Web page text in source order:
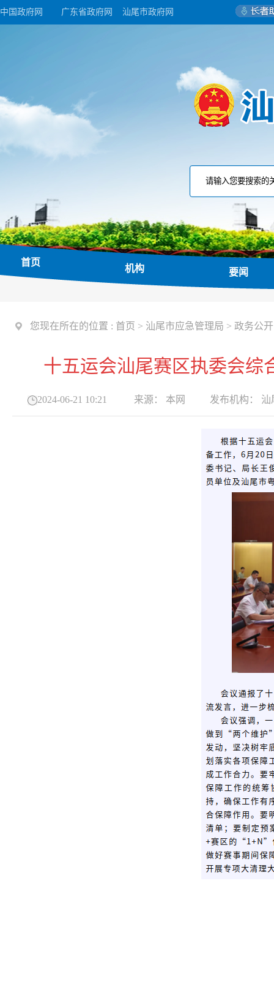
中国政府网 广东省政府网 汕尾市政府网
首页
机构 要闻
您现在所在的位置 : 首页 > 汕尾市应急管理局 > 政务公开
十五运会汕尾赛区执委会综
2024-06-21 10:21 来源： 本网 发布机构： 汕